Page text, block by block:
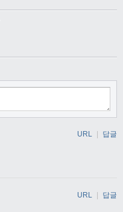
URL | 답글
URL | 답글